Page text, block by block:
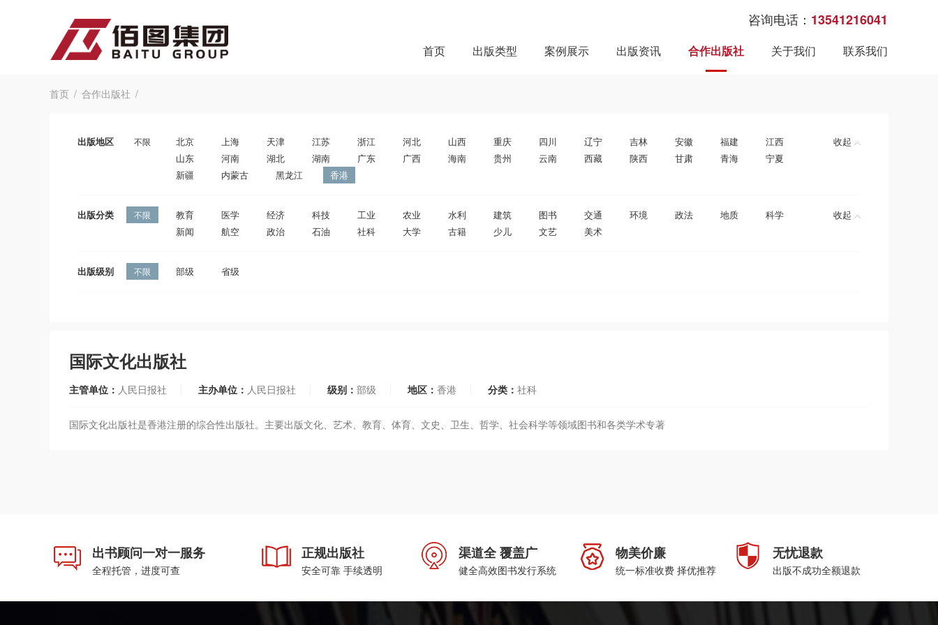
咨询电话： 13541216041
首页 出版类型 案例展示 出版资讯 合作出版社 关于我们 联系我们
首页 合作出版社
出版地区 不限 北京 上海 天津 江苏 浙江 河北 山西 重庆 四川 辽宁 吉林 安徽 福建
江西
山东
河南 湖北 湖南 广东 广西 海南 贵州 云南 西藏 陕西 甘肃 青海
宁夏
新疆
内蒙古 黑龙江 香港
收起
出版分类 不限 教育 医学 经济 科技 工业 农业 水利 建筑 图书 交通 环境 政法 地质
科学
新闻
航空 政治 石油 社科 大学 古籍 少儿 文艺 美术
收起
出版级别 不限 部级 省级
国际文化出版社
主管单位： 人民日报社 主办单位： 人民日报社 级别： 部级 地区： 香港 分类： 社科
国际文化出版社是香港注册的综合性出版社。主要出版文化、艺术、教育、体育、文史、卫生、哲学、社会科学等领域图书和各类学术专著
出书顾问一对一服务
全程托管，进度可查
正规出版社
安全可靠 手续透明
渠道全 覆盖广
健全高效图书发行系统
物美价廉
统一标准收费 择优推荐
无忧退款
出版不成功全额退款